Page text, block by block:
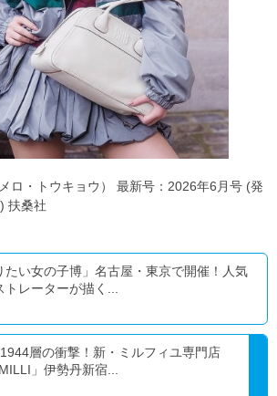
ロ・トウキョウ） 最新号：2026年6月号 (発
扶桑社
たい女の子博」名古屋・東京で開催！人気
トレーターが描く...
1944層の衝撃！新・ミルフィユ専門店
」伊勢丹新宿...